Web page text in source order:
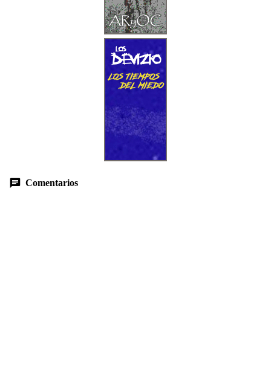
Comentarios